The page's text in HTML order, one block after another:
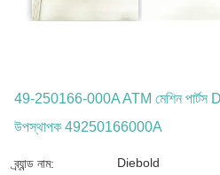
49-250166-000A ATM মেশিন
উপস্থাপক 49250166000A
ব্র্যান্ড নাম: Diebold